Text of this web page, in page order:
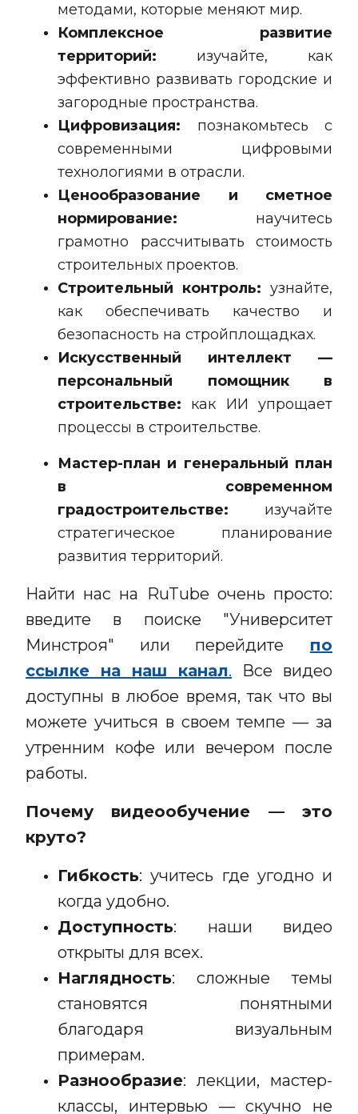
методами, которые меняют мир.
Комплексное развитие
территорий: изучайте, как
эффективно развивать городские и
загородные пространства.
Цифровизация: познакомьтесь с
современными цифровыми
технологиями в отрасли.
Ценообразование и сметное
нормирование: научитесь
грамотно рассчитывать стоимость
строительных проектов.
Строительный контроль: узнайте,
как обеспечивать качество и
безопасность на стройплощадках.
Искусственный интеллект —
персональный помощник в
строительстве: как ИИ упрощает
процессы в строительстве.
Мастер-план и генеральный план
в современном
градостроительстве: изучайте
стратегическое планирование
развития территорий.
Найти нас на RuTube очень просто:
введите в поиске "Университет
Минстроя" или перейдите
по
ссылке на наш канал. Все видео
доступны в любое время, так что вы
можете учиться в своем темпе — за
утренним кофе или вечером после
работы.
Почему видеообучение — это
круто?
Гибкость: учитесь где угодно и
когда удобно.
Доступность: наши видео
открыты для всех.
Наглядность: сложные темы
становятся понятными
благодаря визуальным
примерам.
Разнообразие: лекции, мастер-
классы, интервью — скучно не